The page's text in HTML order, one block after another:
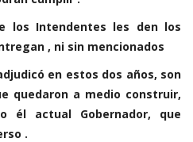
los Intendentes les den los
, ni sin mencionados
en estos dos años, son
quedaron a medio construir,
él actual Gobernador, que
.